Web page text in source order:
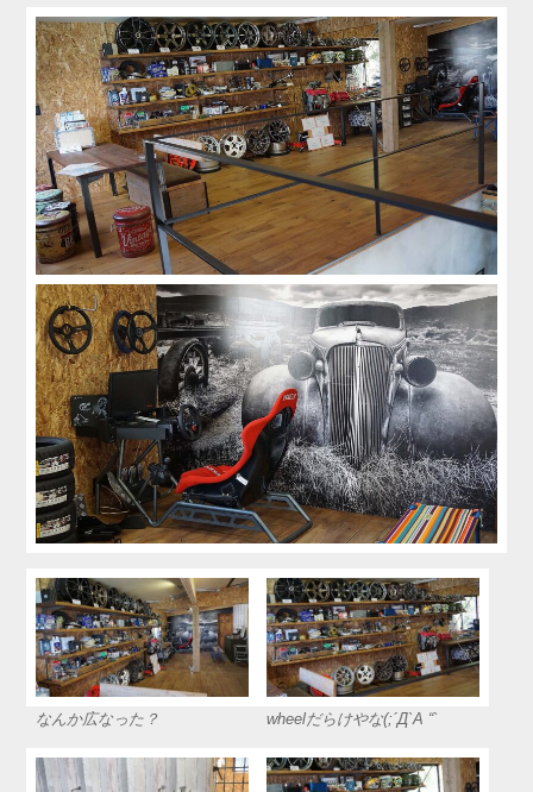
なんか広なった？ wheelだらけやな(;´Д`A “`